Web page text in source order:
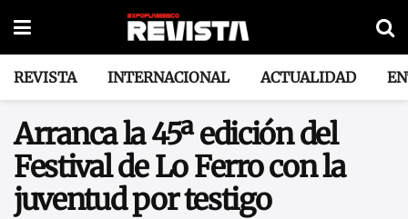
REVISTA INTERNACIONAL ACTUALIDAD
Arranca la 45ª edición del
Festival de Lo Ferro con la
juventud por testigo